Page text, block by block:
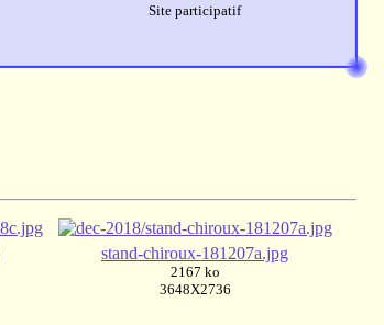
Site participatif
stand-chiroux-181207a.jpg
2167 ko
3648X2736